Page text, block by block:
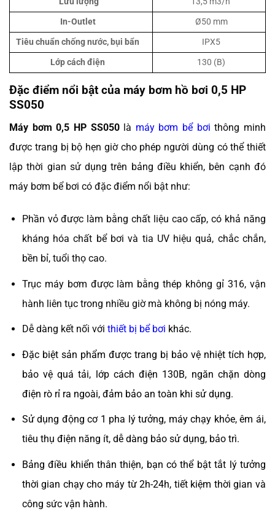
In-Outlet
Ø50 mm
Tiêu chuẩn chống nước, bụi bẩn
IPX5
Lớp cách điện
130 (B)
Đặc điểm nổi bật của máy bơm hồ bơi 0,5 HP
SS050
Máy bơm 0,5 HP SS050là máy bơm bể bơi thông minh
được trang bị bộ hẹn giờ cho phép người dùng có thể thiết
lập thời gian sử dụng trên bảng điều khiển, bên cạnh đó
máy bơm bể bơi có đặc điểm nổi bật như:
Phần vỏ được làm bằng chất liệu cao cấp, có khả năng
kháng hóa chất bể bơi và tia UV hiệu quả, chắc chắn,
bền bỉ, tuổi thọ cao.
Trục máy bơm được làm bằng thép không gỉ 316, vận
hành liên tục trong nhiều giờ mà không bị nóng máy.
Dễ dàng kết nối với thiết bị bể bơi khác.
Đặc biệt sản phẩm được trang bị bảo vệ nhiệt tích hợp,
bảo vệ quá tải, lớp cách điện 130B, ngăn chặn dòng
điện rò rỉ ra ngoài, đảm bảo an toàn khi sử dụng.
Sử dụng động cơ 1 pha lý tưởng, máy chạy khỏe, êm ái,
tiêu thụ điện năng ít, dễ dàng bảo sử dụng, bảo trì.
Bảng điều khiển thân thiện, bạn có thể bật tắt lý tưởng
thời gian chạy cho máy từ 2h-24h, tiết kiệm thời gian và
công sức vận hành.